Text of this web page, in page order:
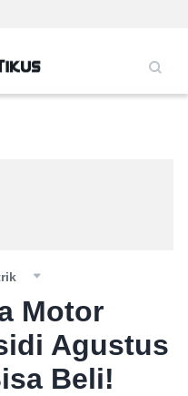
Motor
Agustus
Beli!